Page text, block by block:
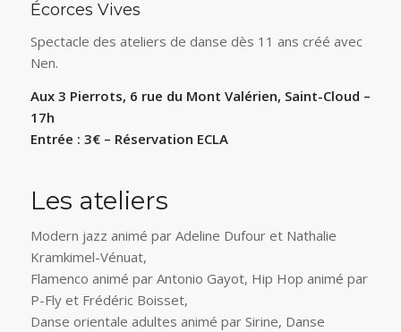
Écorces Vives
Spectacle des ateliers de danse dès 11 ans créé avec
Nen.
Aux 3 Pierrots, 6 rue du Mont Valérien, Saint-Cloud –
17h
Entrée : 3€ – Réservation ECLA
Les ateliers
Modern jazz animé par Adeline Dufour et Nathalie
Kramkimel-Vénuat,
Flamenco animé par Antonio Gayot, Hip Hop animé par
P-Fly et Frédéric Boisset,
Danse orientale adultes animé par Sirine, Danse